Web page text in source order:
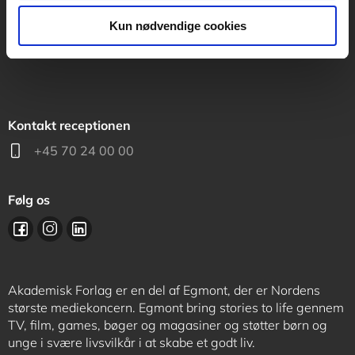
Kun nødvendige cookies
support@akademisk.dk
Kontakt receptionen
+45 70 24 00 00
Følg os
Akademisk Forlag er en del af Egmont, der er Nordens
største mediekoncern. Egmont bring stories to life gennem
TV, film, games, bøger og magasiner og støtter børn og
unge i svære livsvilkår i at skabe et godt liv.